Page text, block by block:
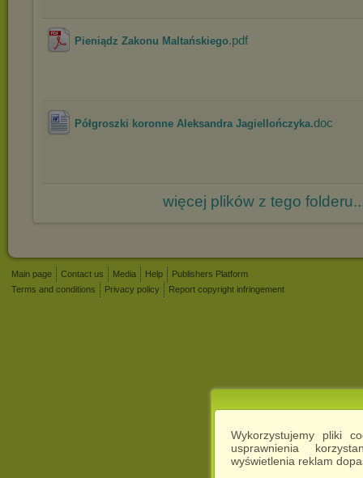
Wykorzystujemy pliki
usprawnienia
wyświetlenia reklam
Pieniądz Zakonu Maltańskiego.pdf
Półgroszki koronne Aleksandra Jagiellończyka.doc
więcej plików z tego
Main page Contact us Media Help
Publishers Platform
Terms and conditions
Privacy policy Report copyright infringement